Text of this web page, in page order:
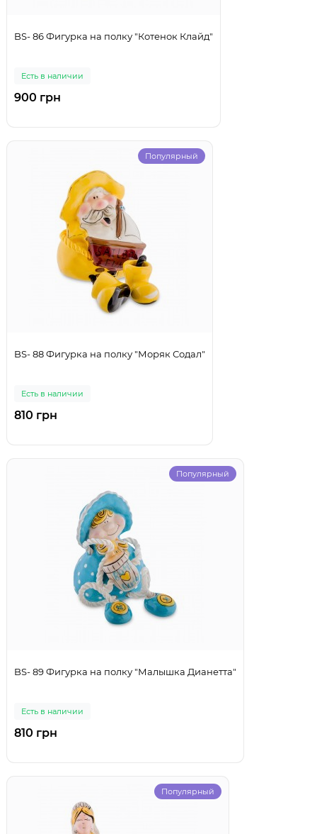
BS- 86 Фигурка на полку "Котенок Клайд"
Есть в наличии
900 грн
Популярный
BS- 88 Фигурка на полку "Моряк Содал"
Есть в наличии
810 грн
Популярный
BS- 89 Фигурка на полку "Малышка Дианетта"
Есть в наличии
810 грн
Популярный